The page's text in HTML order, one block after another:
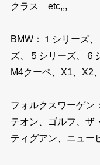
クラス etc,,,
BMW：１シリーズ
ズ、５シリーズ、６
M4クーペ、X1、
フォルクスワーゲン
テオン、ゴルフ、ザ
ティグアン、ニュ